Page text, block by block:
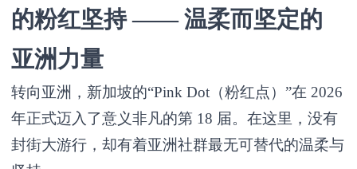
的粉红坚持 —— 温柔而坚定的
亚洲力量
转向亚洲，新加坡的“Pink Dot（粉红点）”在 2026
年正式迈入了意义非凡的第 18 届。在这里，没有
封街大游行，却有着亚洲社群最无可替代的温柔与